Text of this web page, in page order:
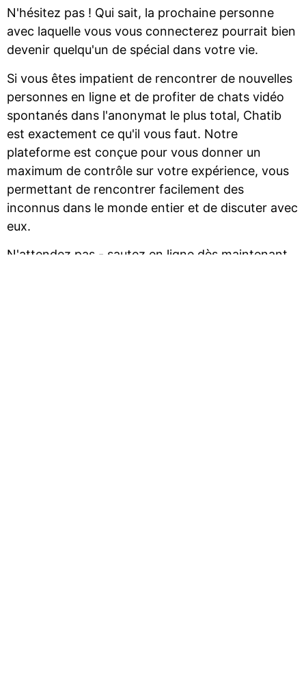
N'hésitez pas ! Qui sait, la prochaine personne
avec laquelle vous vous connecterez pourrait bien
devenir quelqu'un de spécial dans votre vie.
Si vous êtes impatient de rencontrer de nouvelles
personnes en ligne et de profiter de chats vidéo
spontanés dans l'anonymat le plus total, Chatib
est exactement ce qu'il vous faut. Notre
plateforme est conçue pour vous donner un
maximum de contrôle sur votre expérience, vous
permettant de rencontrer facilement des
inconnus dans le monde entier et de discuter avec
eux.
N'attendez pas - sautez en ligne dès maintenant